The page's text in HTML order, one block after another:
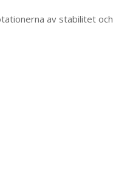
av stabilitet och